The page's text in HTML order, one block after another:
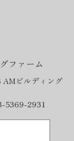
ファーム
ビルディング
2931